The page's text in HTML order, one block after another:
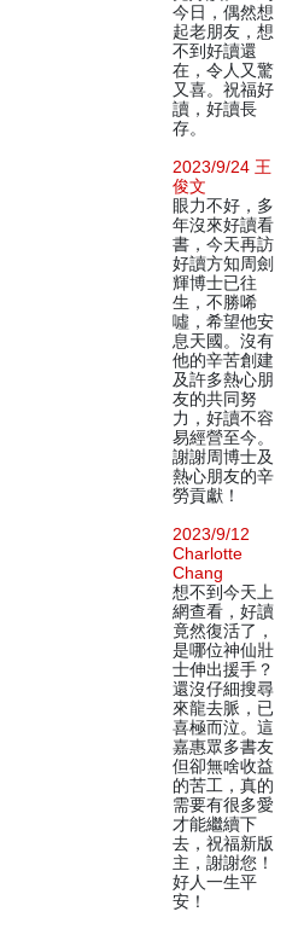
今日，偶然想
起老朋友，想
不到好讀還
在，令人又驚
又喜。祝福好
讀，好讀長
存。
2023/9/24 王
俊文
眼力不好，多
年沒來好讀看
書，今天再訪
好讀方知周劍
輝博士已往
生，不勝唏
噓，希望他安
息天國。沒有
他的辛苦創建
及許多熱心朋
友的共同努
力，好讀不容
易經營至今。
謝謝周博士及
熱心朋友的辛
勞貢獻！
2023/9/12
Charlotte
Chang
想不到今天上
網查看，好讀
竟然復活了，
是哪位神仙壯
士伸出援手？
還沒仔細搜尋
來龍去脈，已
喜極而泣。這
嘉惠眾多書友
但卻無啥收益
的苦工，真的
需要有很多愛
才能繼續下
去，祝福新版
主，謝謝您！
好人一生平
安！